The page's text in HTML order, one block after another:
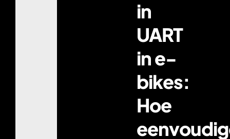
in
UART
in e-
bikes:
Hoe